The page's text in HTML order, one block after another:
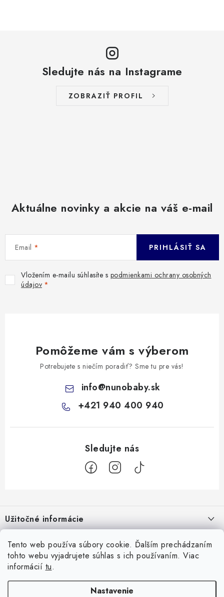
Tento web používa súbory cookie. Ďalším prechádzaním
tohto webu vyjadrujete súhlas s ich používaním. Viac
informácií tu.
Nastavenie
Sledujte nás na Instagrame
ZOBRAZIŤ PROFIL
Aktuálne novinky a akcie na váš e-mail
Email
Vložením e-mailu súhlasíte s podmienkami ochrany osobných
údajov
PRIHLÁSIŤ SA
Pomôžeme vám s výberom
Potrebujete s niečím poradiť? Sme tu pre vás!
info@nunobaby.sk
+421 940 400 940
pUžitočné informácie
O nás
Všetko o nákupe
10 Neuveriteľných tipov na zvládnutie refluxu u novorodencov, ktoré
Facebook